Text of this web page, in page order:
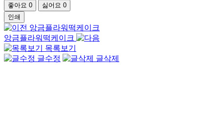
좋아요 0 싫어요 0
인쇄
앙금플라워떡케이크
앙금플라워떡케이크
목록보기
글수정
글삭제